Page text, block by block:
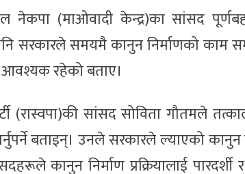
नेकपा (माओवादी केन्द्र)का सांसद
सरकारले समयमै कानुन निर्माणको काम
रहेको बताए।
पार्टी (रास्वपा)की सांसद सोविता गौतमले
बताइन्। उनले सरकारले ल्याएको कानुन
कानुन निर्माण प्रक्रियालाई